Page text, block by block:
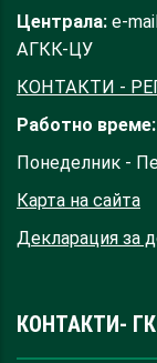
Централа: e-
АГКК-ЦУ
КОНТАКТИ -
Работно време:
Понеделник -
Карта на сайта
Декларация за
КОНТАКТИ-